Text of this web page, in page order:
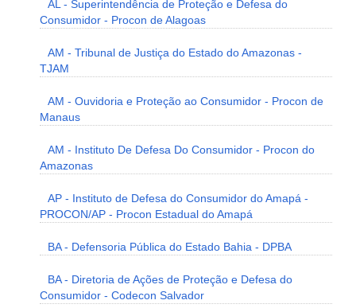
AL - Superintendência de Proteção e Defesa do
Consumidor - Procon de Alagoas
AM - Tribunal de Justiça do Estado do Amazonas -
TJAM
AM - Ouvidoria e Proteção ao Consumidor - Procon de
Manaus
AM - Instituto De Defesa Do Consumidor - Procon do
Amazonas
AP - Instituto de Defesa do Consumidor do Amapá -
PROCON/AP - Procon Estadual do Amapá
BA - Defensoria Pública do Estado Bahia - DPBA
BA - Diretoria de Ações de Proteção e Defesa do
Consumidor - Codecon Salvador